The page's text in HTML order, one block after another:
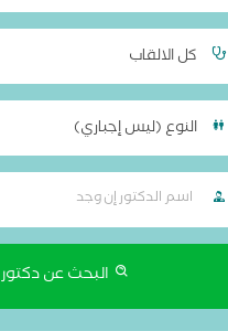
كل الالقاب
النوع (ليس إجباري)
البحث عن دكتور